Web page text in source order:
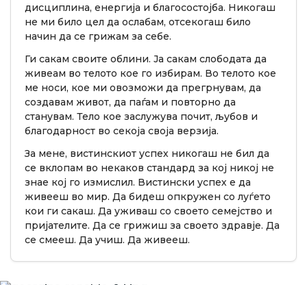
дисциплина, енергија и благосостојба. Никогаш
не ми било цел да ослабам, отсекогаш било
начин да се грижам за себе.
Ги сакам своите облини. Ја сакам слободата да
живеам во телото кое го избирам. Во телото кое
ме носи, кое ми овозможи да прегрнувам, да
создавам живот, да паѓам и повторно да
станувам. Тело кое заслужува почит, љубов и
благодарност во секоја своја верзија.
За мене, вистинскиот успех никогаш не бил да
се вклопам во некаков стандард за кој никој не
знае кој го измислил. Вистински успех е да
живееш во мир. Да бидеш опкружен со луѓето
кои ги сакаш. Да уживаш со своето семејство и
пријателите. Да се грижиш за своето здравје. Да
се смееш. Да учиш. Да живееш.